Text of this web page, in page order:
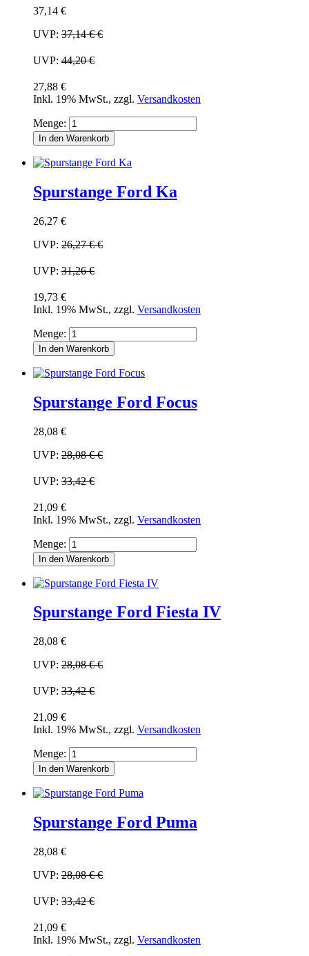
37,14 €
UVP: 37,14 €€
UVP: 44,20 €
27,88 €
Inkl. 19% MwSt., zzgl. Versandkosten
Menge:
In den Warenkorb
Spurstange Ford Ka
26,27 €
UVP: 26,27 €€
UVP: 31,26 €
19,73 €
Inkl. 19% MwSt., zzgl. Versandkosten
Menge:
In den Warenkorb
Spurstange Ford Focus
28,08 €
UVP: 28,08 €€
UVP: 33,42 €
21,09 €
Inkl. 19% MwSt., zzgl. Versandkosten
Menge:
In den Warenkorb
Spurstange Ford Fiesta IV
28,08 €
UVP: 28,08 €€
UVP: 33,42 €
21,09 €
Inkl. 19% MwSt., zzgl. Versandkosten
Menge:
In den Warenkorb
Spurstange Ford Puma
28,08 €
UVP: 28,08 €€
UVP: 33,42 €
21,09 €
Inkl. 19% MwSt., zzgl. Versandkosten